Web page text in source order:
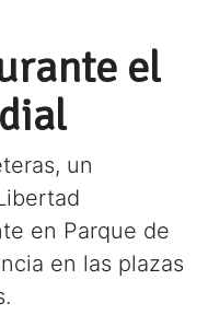
el
un
en Parque de
en las plazas